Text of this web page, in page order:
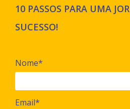
10 PASSOS PARA UMA
SUCESSO!
Nome*
Email*